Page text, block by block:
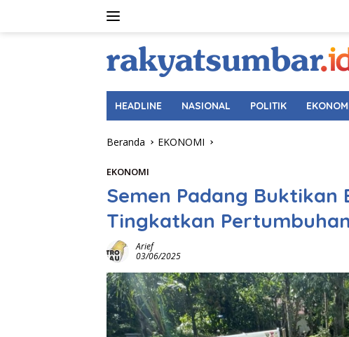
HEADLINE NASIONAL POLITIK
Beranda EKONOMI
EKONOMI
Semen Padang
Tingkatkan
Arief
03/06/2025